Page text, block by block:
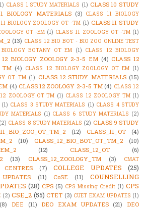
CLASS 1 STUDY MATERIALS (1) CLASS 10 STUDY
BIOLOGY MATERIALS (3) CLASS 11 BIOLOGY
BIOLOGY ZOOLOGY OT -TM (1) CLASS 11 STUDY
OT -EM (1) CLASS 11 ZOOLOGY OT -TM (1)
(13) CLASS 12 BIO BOT - BIO ZOO ONLINE TEST
BOTANY OT EM (1) CLASS 12 BIOLOGY
12 BIOLOGY ZOOLOGY 2-3-5 EM (4) CLASS 12
TM (4) CLASS 12 BIOLOGY ZOOLOGY OT EM (1)
OT TM (1) CLASS 12 STUDY MATERIALS (15)
(4) CLASS 12 ZOOLOGY 2-3-5 TM (4) CLASS 12
ZOOLOGY OT TM (1) CLASS 12 ZOOLOGY TM (1)
(1) CLASS 3 STUDY MATERIALS (1) CLASS 4 STUDY
MATERIALS (1) CLASS 6 STUDY MATERIALS (2)
(2) CLASS 8 STUDY MATERIALS (2) CLASS 9 STUDY
(12) CLASS_11_OT
(4)
(10) CLASS_12_BIO_BOT_OT_TM_2
(10)
(12) CLASS_12_OT
(6)
(13) CLASS_12_ZOOLOGY_TM (3)
CMAT
CENTRES (7) COLLEGE UPDATES (25)
(11) CoSE (11)
COUNSELLING
(28) CPS (5) CPS Missing Credit (1) CPS
(2) CSE_2 (55) CTET (3) CUET EXAM UPDATES (1)
(8) DEE (11) DEO EXAM UPDATES (21)
DEO